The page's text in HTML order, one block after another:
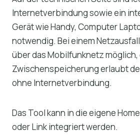
Internetverbindung sowie ein
Gerät wie Handy, Computer
notwendig. Bei einem
über das Mobilfunknetz möglich,
Zwischenspeicherung erlaubt
ohne Internetverbindung.
Das Tool kann in die eigene
oder Link integriert werden.